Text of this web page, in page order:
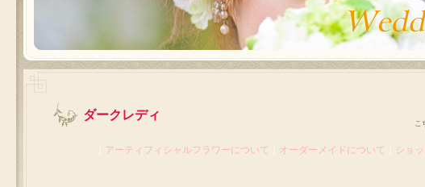
こ
ダークレディ
アーティフィシャルフラワーについて オーダーメイドについて ショ